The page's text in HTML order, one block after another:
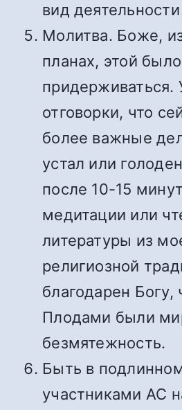
вид
Молитва. Боже,
планах, этой
отговорки, что
более важные
устал или
после 10-15
медитации или
литературы из
религиозной
благодарен Богу,
Плодами были
безмятежность.
Быть в
участниками АС